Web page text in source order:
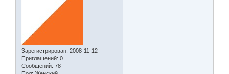
Зарегистрирован: 2008-11-12
Приглашений: 0
Сообщений: 78